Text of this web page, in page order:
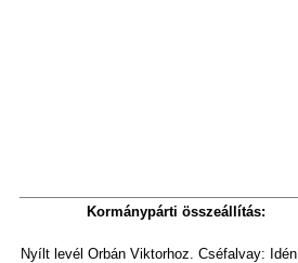
Kormánypárti összeállítás:
Nyílt levél Orbán Viktorhoz. Cséfalvay: Idén